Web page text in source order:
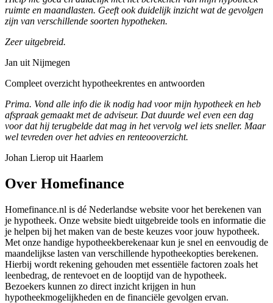
ruimte en maandlasten. Geeft ook duidelijk inzicht wat de gevolgen
zijn van verschillende soorten hypotheken.
Zeer uitgebreid.
Jan uit Nijmegen
Compleet overzicht hypotheekrentes en antwoorden
Prima. Vond alle info die ik nodig had voor mijn hypotheek en heb
afspraak gemaakt met de adviseur. Dat duurde wel even een dag
voor dat hij terugbelde dat mag in het vervolg wel iets sneller. Maar
wel tevreden over het advies en renteooverzicht.
Johan Lierop uit Haarlem
Over Homefinance
Homefinance.nl is dé Nederlandse website voor het berekenen van
je hypotheek. Onze website biedt uitgebreide tools en informatie die
je helpen bij het maken van de beste keuzes voor jouw hypotheek.
Met onze handige hypotheekberekenaar kun je snel en eenvoudig de
maandelijkse lasten van verschillende hypotheekopties berekenen.
Hierbij wordt rekening gehouden met essentiële factoren zoals het
leenbedrag, de rentevoet en de looptijd van de hypotheek.
Bezoekers kunnen zo direct inzicht krijgen in hun
hypotheekmogelijkheden en de financiële gevolgen ervan.